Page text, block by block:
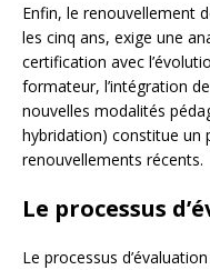
Enfin, le renouvellement
les cinq ans, exige une
certification avec
formateur, l’intégration
nouvelles modalités
hybridation) constitue un
renouvellements récents.
Le processus
Le processus